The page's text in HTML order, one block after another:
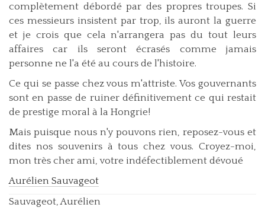
complètement débordé par des propres troupes. Si
ces messieurs insistent par trop, ils auront la guerre
et je crois que cela n'arrangera pas du tout leurs
affaires car ils seront écrasés comme jamais
personne ne l'a été au cours de l'histoire.
Ce qui se passe chez vous m'attriste. Vos gouvernants
sont en passe de ruiner définitivement ce qui restait
de prestige moral à la Hongrie!
Mais puisque nous n'y pouvons rien, reposez-vous et
dites nos souvenirs à tous chez vous. Croyez-moi,
mon très cher ami, votre indéfectiblement dévoué
Aurélien Sauvageot
Sauvageot, Aurélien